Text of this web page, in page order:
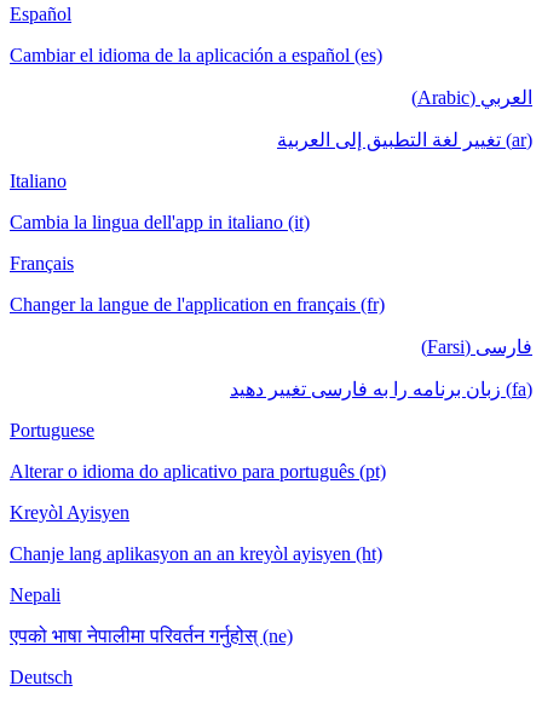
Español
Cambiar el idioma de la aplicación a español (es)
العربي (Arabic)
(ar) تغيير لغة التطبيق إلى العربية
Italiano
Cambia la lingua dell'app in italiano (it)
Français
Changer la langue de l'application en français (fr)
فارسی (Farsi)
(fa) زبان برنامه را به فارسی تغییر دهید
Portuguese
Alterar o idioma do aplicativo para português (pt)
Kreyòl Ayisyen
Chanje lang aplikasyon an an kreyòl ayisyen (ht)
Nepali
एपको भाषा नेपालीमा परिवर्तन गर्नुहोस् (ne)
Deutsch